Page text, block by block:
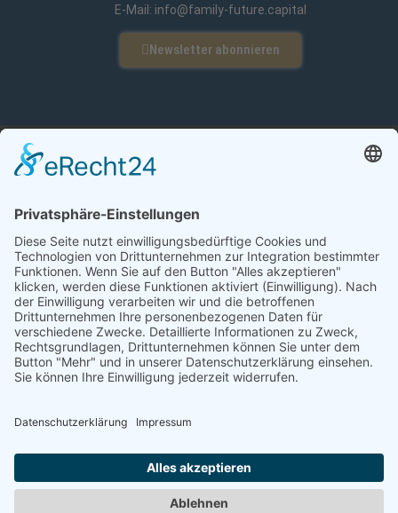
E-Mail: info@family-future.capital
Newsletter abonnieren
Impressum Cookie-Einstellungen
Eine Webseite von Pfeiffer-IT
Newsletter erhalten
Vorname
Nachname
E-Mail-Adresse